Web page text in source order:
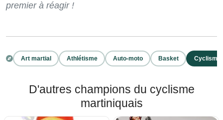
premier à réagir !
Art martial Athlétisme Auto-moto Basket Cyclisme
D'autres champions du cyclisme
martiniquais